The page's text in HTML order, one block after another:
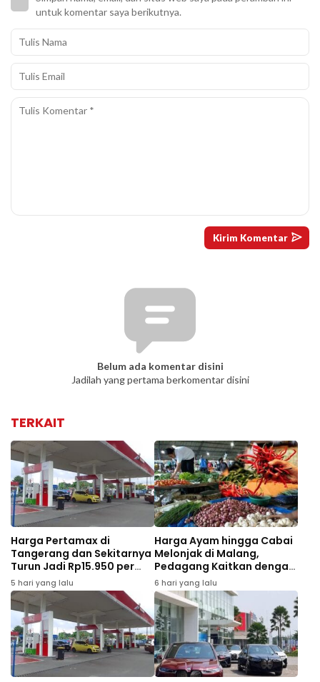
untuk komentar saya berikutnya.
Belum ada komentar disini
Jadilah yang pertama berkomentar disini
TERKAIT
Harga Pertamax di
Tangerang dan Sekitarnya
Turun Jadi Rp15.950 per
Liter Mulai Agustus 2026
5 hari yang lalu
Harga Ayam hingga Cabai
Melonjak di Malang,
Pedagang Kaitkan dengan
MBG dan Tahun Ajaran
Baru
6 hari yang lalu